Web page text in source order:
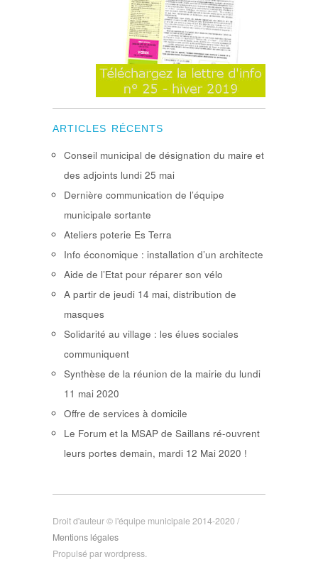
ARTICLES RÉCENTS
Conseil municipal de désignation du maire et
des adjoints lundi 25 mai
Dernière communication de l’équipe
municipale sortante
Ateliers poterie Es Terra
Info économique : installation d’un architecte
Aide de l’Etat pour réparer son vélo
A partir de jeudi 14 mai, distribution de
masques
Solidarité au village : les élues sociales
communiquent
Synthèse de la réunion de la mairie du lundi
11 mai 2020
Offre de services à domicile
Le Forum et la MSAP de Saillans ré-ouvrent
leurs portes demain, mardi 12 Mai 2020 !
Droit d'auteur © l'équipe municipale 2014-2020 /
Mentions légales
Propulsé par wordpress.